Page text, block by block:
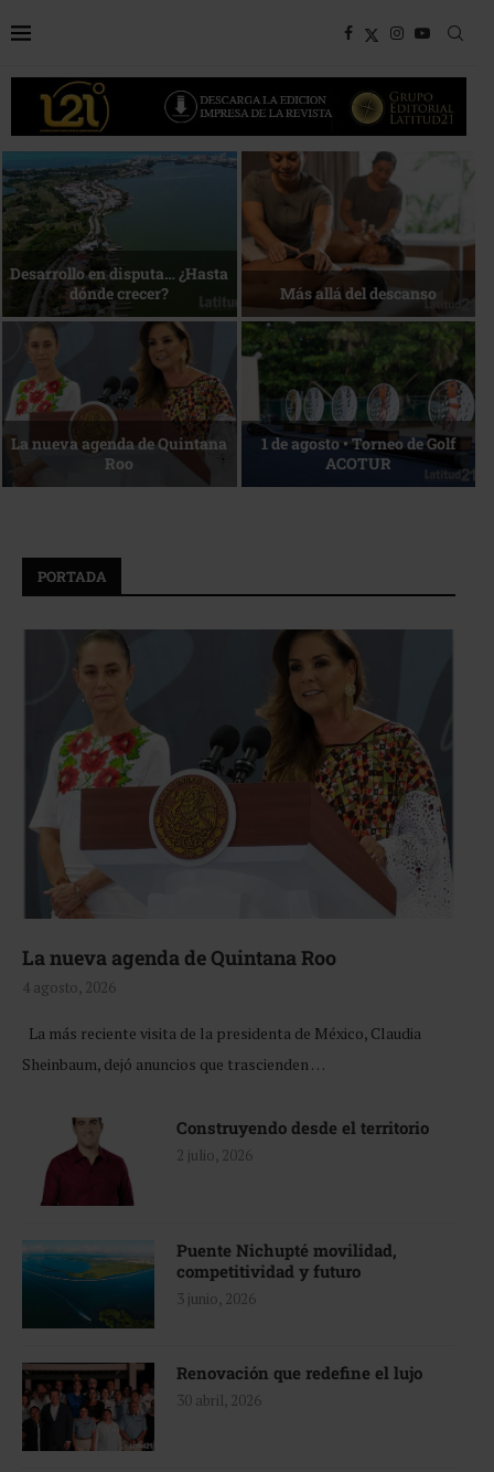
Bottega, un viaje servido a la
mesa
Energía que Impulsa la
competitividad
Reconocimiento de viajeros La esencia del servicio
PORTADA
La nueva agenda de Quintana Roo
4 agosto, 2026
La más reciente visita de la presidenta de México, Claudia
Sheinbaum, dejó anuncios que trascienden …
Construyendo desde el territorio
2 julio, 2026
Puente Nichupté movilidad,
competitividad y futuro
3 junio, 2026
Renovación que redefine el lujo
30 abril, 2026